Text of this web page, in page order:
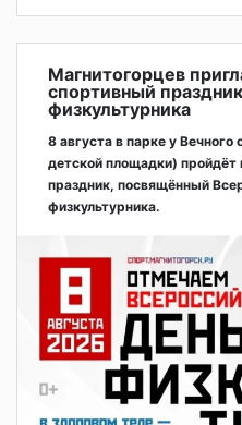
Магнитогорцев
спортивный
физкультурника
8 августа в парке у Вечного
детской площадки) пройдёт
праздник, посвящённый
физкультурника.